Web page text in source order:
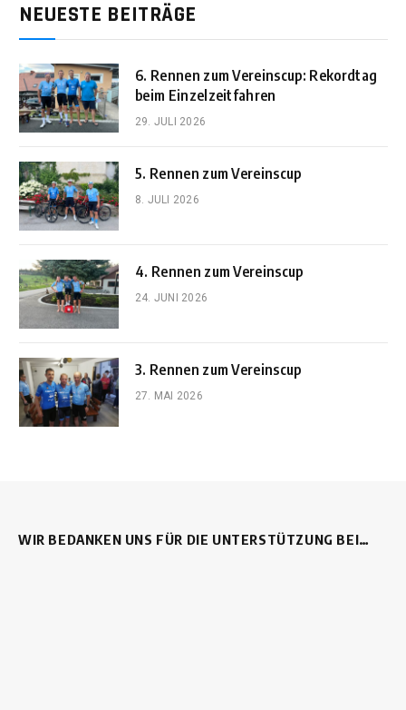
NEUESTE BEITRÄGE
6. Rennen zum Vereinscup: Rekordtag
beim Einzelzeitfahren
29. JULI 2026
5. Rennen zum Vereinscup
8. JULI 2026
4. Rennen zum Vereinscup
24. JUNI 2026
3. Rennen zum Vereinscup
27. MAI 2026
WIR BEDANKEN UNS FÜR DIE UNTERSTÜTZUNG BEI…